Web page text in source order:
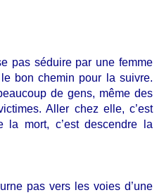
pas séduire par une femme
bon chemin pour la suivre.
de gens, même des
Aller chez elle, c’est
mort, c’est descendre la
pas vers les voies d’une